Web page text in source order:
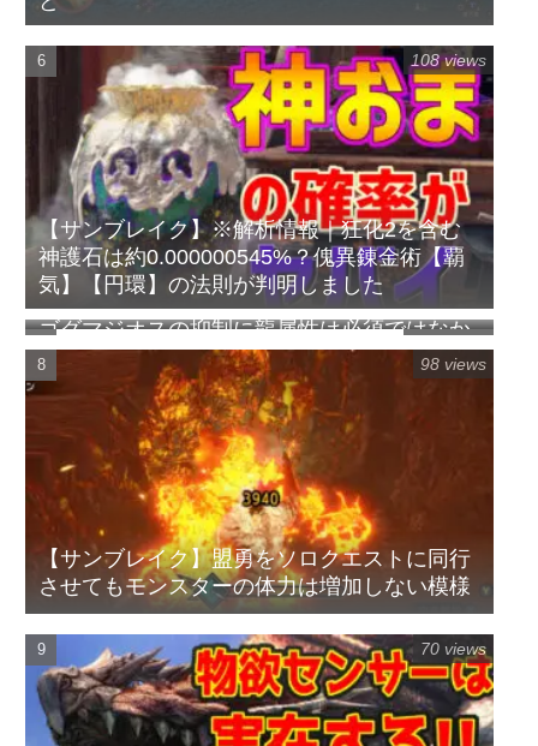
【サンブレイク】※解析情報｜狂化2を含む
神護石は約0.000000545%？傀異錬金術【覇
気】【円環】の法則が判明しました
108 views
ゴグマジオスの抑制に龍属性は必須ではなか
ったらしい【ワイルズ】
【サンブレイク】盟勇をソロクエストに同行
させてもモンスターの体力は増加しない模様
98 views
70 views